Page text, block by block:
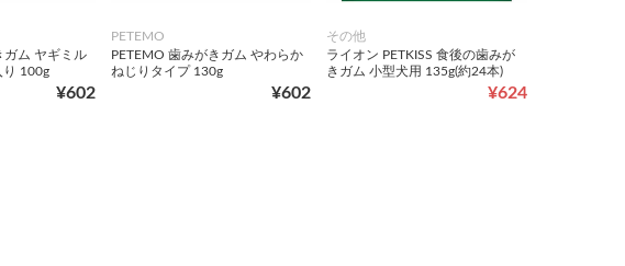
ガム ヤギミル
り 100g
¥602
PETEMO
PETEMO 歯みがきガム やわらか
ねじりタイプ 130g
¥602
その他
ライオン PETKISS 食後の歯みが
きガム 小型犬用 135g(約24本)
¥624